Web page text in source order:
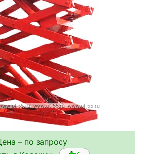
– по запросу